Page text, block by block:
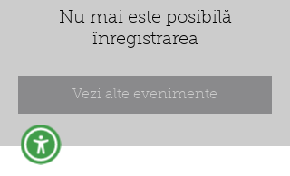
Nu mai este posibilă
înregistrarea
Vezi alte evenimente